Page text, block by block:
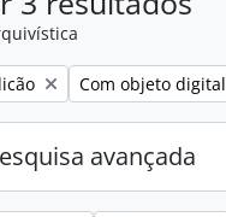
Remove filter:
Com objeto digital
avançada